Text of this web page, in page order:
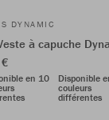
DYNAMIC
à capuche
en 10
Disponible
couleurs
différentes